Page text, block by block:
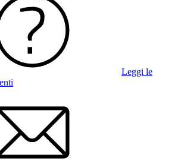
Leggi le